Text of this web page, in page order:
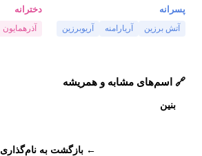
پسرانه
آتش برزین آریارامنه آریوبرزین
دخترانه
آذرهمایون
🔗 اسم‌های مشابه و همریشه
بنین
← بازگشت به نام‌گذاری